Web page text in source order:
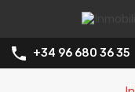
+34 96 680 36 35